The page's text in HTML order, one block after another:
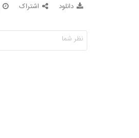
دانلود اشتراک